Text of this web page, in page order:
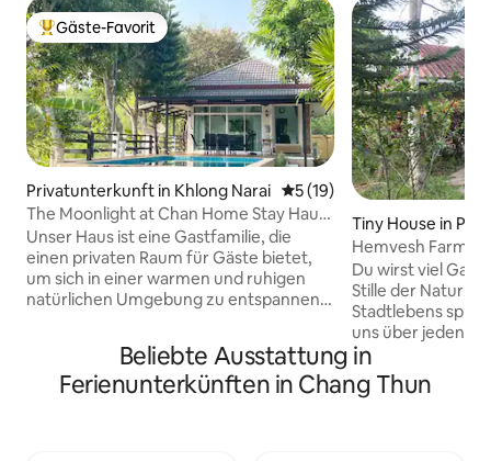
Beliebter Gäste-Favorit.
Gäste-Favorit
Privatunterkunft in Khlong Narai Durchschnittliche
5 (19)
The Moonlight at Chan Home Stay Haus
am Kanal
Unser Haus ist eine Gastfamilie, die
einen privaten Raum für Gäste bietet,
um sich in einer warmen und ruhigen
natürlichen Umgebung zu entspannen,
besuchen. Die Unterkunft ist ein kleines
Haus mit 1 Schlafzimmer mit einem
bequemen Kingsize-Bett, einem
Tiny House in
Hemvesh Farm
Du wirst viel
Stille der Natur
Stadtlebens
uns über jeden
Familie
Unterkunft ist
Personen mit
Beliebte Ausstattung in
Ferienunterkünften in Chang Thun